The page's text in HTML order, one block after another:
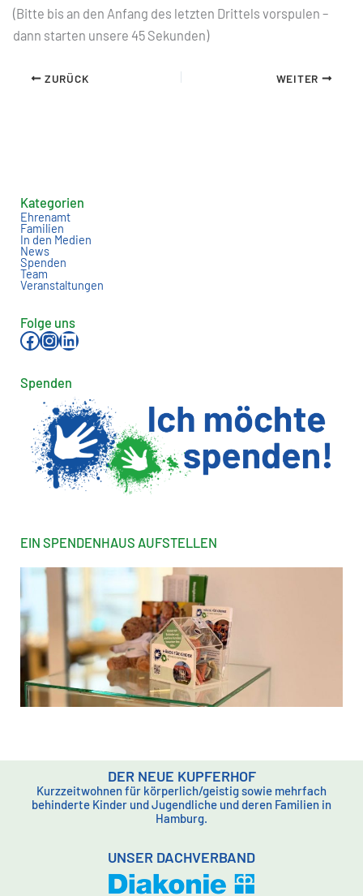
(Bitte bis an den Anfang des letzten Drittels vorspulen –
dann starten unsere 45 Sekunden)
ZURÜCK WEITER
Kategorien
Ehrenamt
Familien
In den Medien
News
Spenden
Team
Veranstaltungen
Folge uns
Facebook InstagramLinkedIn
Spenden
EIN SPENDENHAUS AUFSTELLEN
DER NEUE KUPFERHOF
Kurzzeitwohnen für körperlich/geistig sowie mehrfach
behinderte Kinder und Jugendliche und deren Familien in
Hamburg.
UNSER DACHVERBAND